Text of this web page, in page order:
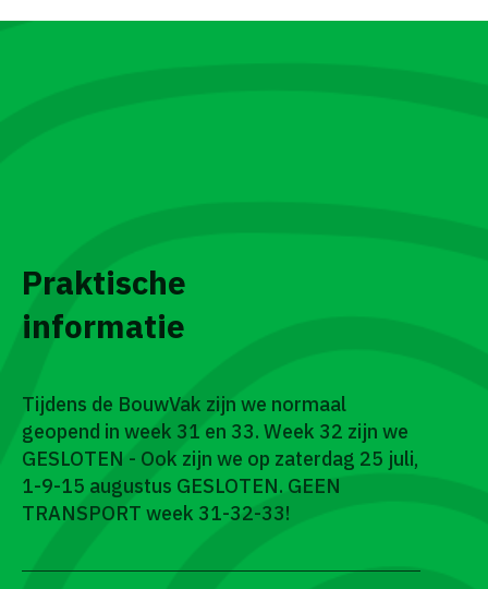
Praktische
informatie
Tijdens de BouwVak zijn we normaal
geopend in week 31 en 33. Week 32 zijn we
GESLOTEN - Ook zijn we op zaterdag 25 juli,
1-9-15 augustus GESLOTEN. GEEN
TRANSPORT week 31-32-33!